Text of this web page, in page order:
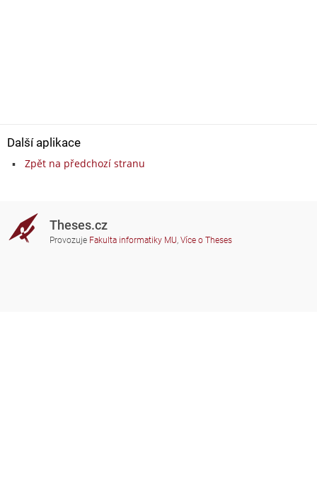
Další aplikace
Zpět na předchozí stranu
Theses.cz
Provozuje Fakulta informatiky MU, Více o Theses